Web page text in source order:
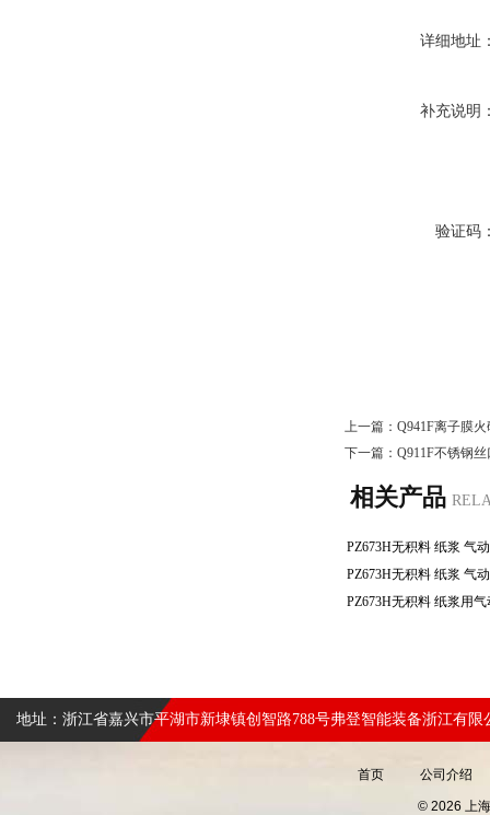
详细地址
补充说明
验证码
上一篇： Q941F离子膜
下一篇： Q911F不锈钢
相关产品
地址：浙江省嘉兴市平湖市新埭镇创智路788号弗登智能装备浙江有限
首页 公司介绍
© 2026 上